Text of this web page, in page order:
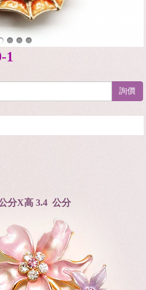
1
詢價
分X高 3.4 公分